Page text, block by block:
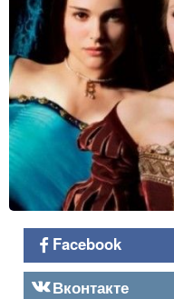
Facebook
Вконтакте